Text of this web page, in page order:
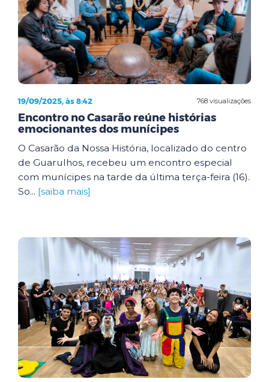
768 visualizações
19/09/2025, às 8:42
Encontro no Casarão reúne histórias
emocionantes dos munícipes
O Casarão da Nossa História, localizado do centro
de Guarulhos, recebeu um encontro especial
com munícipes na tarde da última terça-feira (16).
So... [saiba mais]